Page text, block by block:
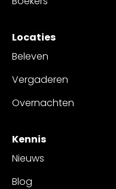
Locaties
Beleven
Vergaderen
Overnachten
Kennis
Nieuws
Blog